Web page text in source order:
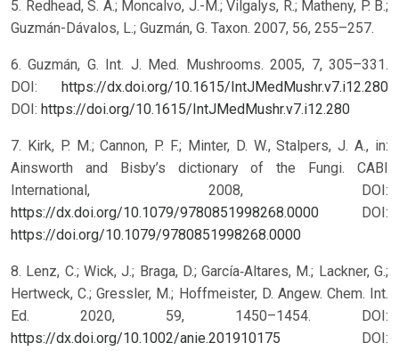
5. Redhead, S. A.; Moncalvo, J.-M.; Vilgalys, R.; Matheny, P. B.;
Guzmán-Dávalos, L.; Guzmán, G. Taxon. 2007, 56, 255–257.
6. Guzmán, G. Int. J. Med. Mushrooms. 2005, 7, 305–331.
DOI: https://dx.doi.org/10.1615/IntJMedMushr.v7.i12.280
DOI: https://doi.org/10.1615/IntJMedMushr.v7.i12.280
7. Kirk, P. M.; Cannon, P. F.; Minter, D. W., Stalpers, J. A., in:
Ainsworth and Bisby’s dictionary of the Fungi. CABI
International, 2008, DOI:
https://dx.doi.org/10.1079/9780851998268.0000
DOI:
https://doi.org/10.1079/9780851998268.0000
8. Lenz, C.; Wick, J.; Braga, D.; García‐Altares, M.; Lackner, G.;
Hertweck, C.; Gressler, M.; Hoffmeister, D. Angew. Chem. Int.
Ed. 2020, 59, 1450–1454. DOI:
https://dx.doi.org/10.1002/anie.201910175
DOI: